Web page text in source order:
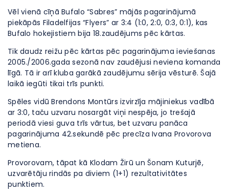
Vēl vienā cīņā Bufalo “Sabres” mājās pagarinājumā
piekāpās Filadelfijas “Flyers” ar 3:4 (1:0, 2:0, 0:3, 0:1), kas
Bufalo hokejistiem bija 18.zaudējums pēc kārtas.
Tik daudz reižu pēc kārtas pēc pagarinājuma ieviešanas
2005./2006.gada sezonā nav zaudējusi neviena komanda
līgā. Tā ir arī kluba garākā zaudējumu sērija vēsturē. Šajā
laikā iegūti tikai trīs punkti.
Spēles vidū Brendons Montūrs izvirzīja mājiniekus vadībā
ar 3:0, taču uzvaru nosargāt viņi nespēja, jo trešajā
periodā viesi guva trīs vārtus, bet uzvaru panāca
pagarinājuma 42.sekundē pēc precīza Ivana Provorova
metiena.
Provorovam, tāpat kā Klodam Žirū un Šonam Kuturjē,
uzvarētāju rindās pa diviem (1+1) rezultativitātes
punktiem.